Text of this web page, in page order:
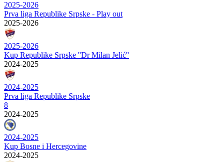
2025-2026
Prva liga Republike Srpske - Play out
2025-2026
2025-2026
Kup Republike Srpske ''Dr Milan Jelić''
2024-2025
2024-2025
Prva liga Republike Srpske
8
2024-2025
2024-2025
Kup Bosne i Hercegovine
2024-2025